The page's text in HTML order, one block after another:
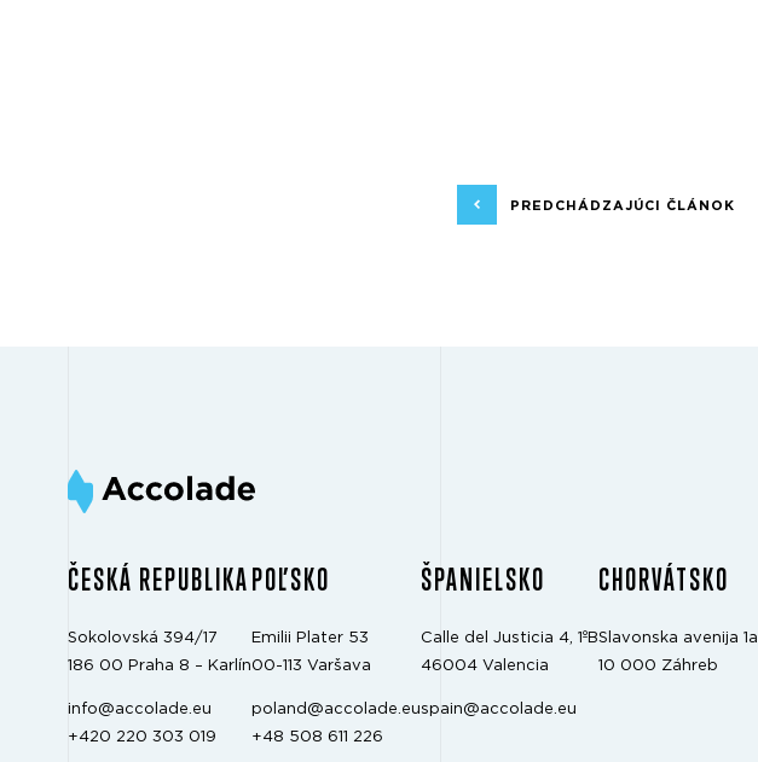
PREDCHÁDZAJÚCI ČLÁNOK
ČESKÁ REPUBLIKA
Sokolovská 394/17
186 00 Praha 8 – Karlín
info@accolade.eu
+420 220 303 019
POĽSKO
Emilii Plater 53
00-113 Varšava
poland@accolade.eu
+48 508 611 226
ŠPANIELSKO
Calle del Justicia 4, 1ºB
46004 Valencia
spain@accolade.eu
CHORVÁTSKO
Slavonska avenija 1a
10 000 Záhreb